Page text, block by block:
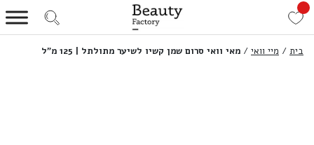
בית / מיי וואי / מאי וואי סרום שמן קשיו לשיער מתולתל | 125 מ”ל